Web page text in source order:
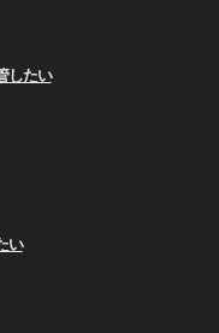
したい
い